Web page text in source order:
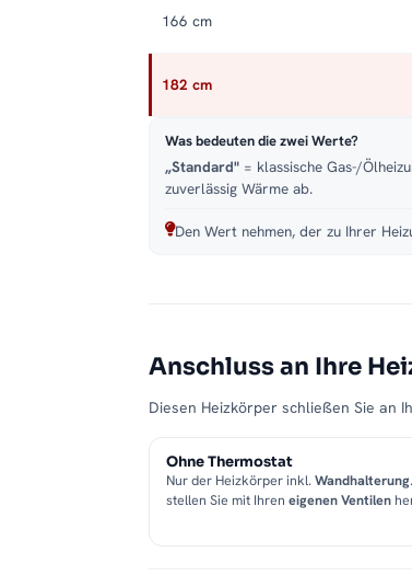
166 cm
182 cm
Was bedeuten die zwei Werte?
„Standard" = klassische Gas-/
zuverlässig Wärme ab.
Den Wert nehmen, der zu Ihrer
Anschluss an Ihre
Diesen Heizkörper schließen Sie an
Ohne Thermostat
Nur der Heizkörper inkl. Wandhalterung
stellen Sie mit Ihren eigenen Ventilen